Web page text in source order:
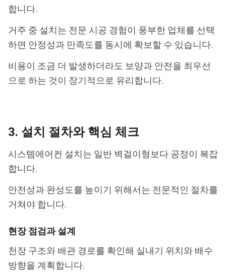
합니다.
거주 중 설치는 전문 시공 경험이 풍부한 업체를 선택
하면 안정성과 만족도를 동시에 확보할 수 있습니다.
비용이 조금 더 발생하더라도 보양과 안전을 최우선
으로 하는 것이 장기적으로 유리합니다.
3. 설치 절차와 핵심 체크
시스템에어컨 설치는 일반 벽걸이형보다 공정이 복잡
합니다.
안전성과 완성도를 높이기 위해서는 전문적인 절차를
거쳐야 합니다.
현장 점검과 설계
천장 구조와 배관 경로를 확인해 실내기 위치와 배수
방향을 계획합니다.